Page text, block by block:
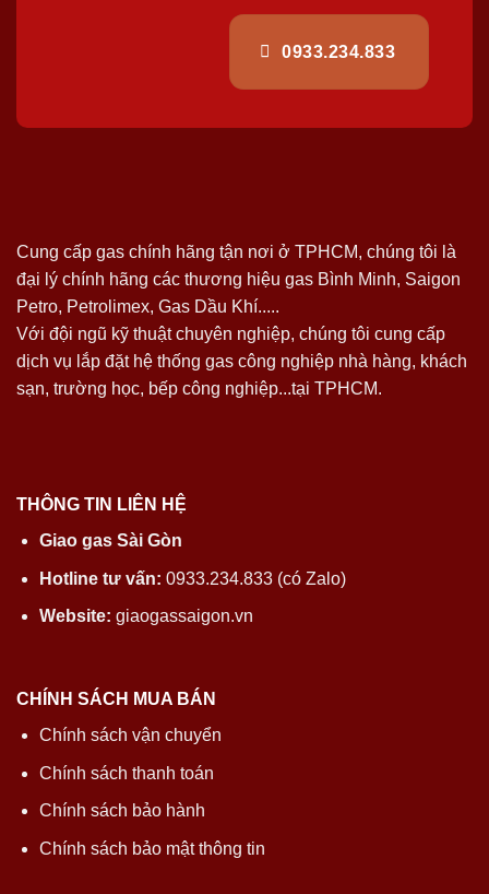
0933.234.833
Cung cấp gas chính hãng tận nơi ở TPHCM, chúng tôi là
đại lý chính hãng các thương hiệu gas Bình Minh, Saigon
Petro, Petrolimex, Gas Dầu Khí.....
Với đội ngũ kỹ thuật chuyên nghiệp, chúng tôi cung cấp
dịch vụ lắp đặt hệ thống gas công nghiệp nhà hàng, khách
sạn, trường học, bếp công nghiệp...tại TPHCM.
THÔNG TIN LIÊN HỆ
Giao gas Sài Gòn
Hotline tư vấn: 0933.234.833 (có Zalo)
Website: giaogassaigon.vn
CHÍNH SÁCH MUA BÁN
Chính sách vận chuyển
Chính sách thanh toán
Chính sách bảo hành
Chính sách bảo mật thông tin